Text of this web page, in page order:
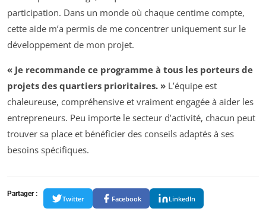
participation. Dans un monde où chaque centime compte,
cette aide m’a permis de me concentrer uniquement sur le
développement de mon projet.
« Je recommande ce programme à tous les porteurs de
projets des quartiers prioritaires. » L’équipe est
chaleureuse, compréhensive et vraiment engagée à aider les
entrepreneurs. Peu importe le secteur d’activité, chacun peut
trouver sa place et bénéficier des conseils adaptés à ses
besoins spécifiques.
Partager :
Twitter Facebook LinkedIn